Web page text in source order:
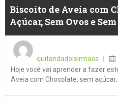
Biscoito de Aveia com
Açúcar, Sem Ovos e
quitandadoisirmaos
Hoje você vai aprender a fazer
Aveia com Chocolate, sem açúcar,